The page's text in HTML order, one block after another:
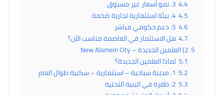
4.4 3. نمو أسعار غير مسبوق
4.5 4. بيئة استثمارية تجارية ضخمة
4.6 5. دعم حكومي مباشر
4.7هل الاستثمار في العاصمة مناسب الآن؟
5 2) العلمين الجديدة – New Alamein City
5.1 لماذا العلمين الجديدة؟
5.2 1. مدينة سياحية – استثمارية – سكنية طوال العام
5.3 2. طفرة في البنية التحتية